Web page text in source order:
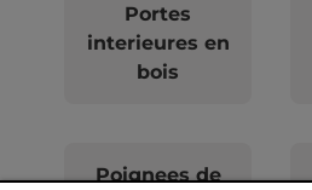
Portes
interieures en
bois
Poignees de